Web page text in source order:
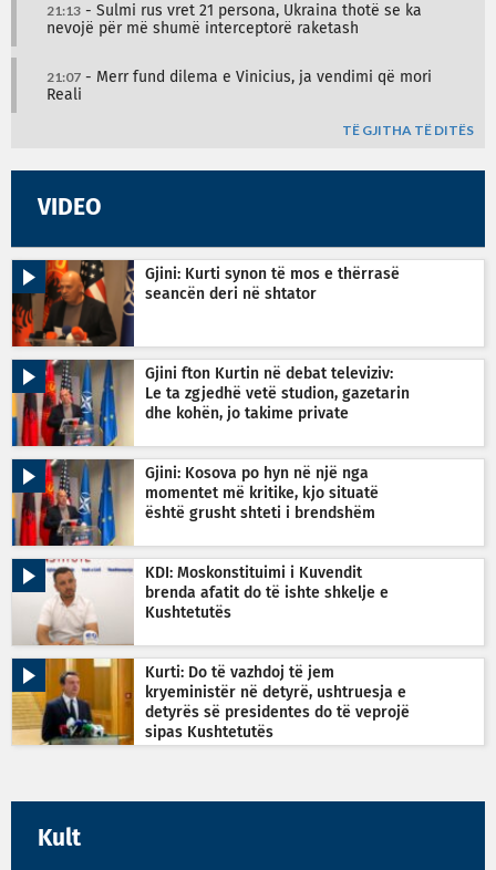
21:13 - Sulmi rus vret 21 persona, Ukraina thotë se ka
nevojë për më shumë interceptorë raketash
21:07 - Merr fund dilema e Vinicius, ja vendimi që mori
Reali
TË GJITHA TË DITËS
VIDEO
Gjini: Kurti synon të mos e thërrasë
seancën deri në shtator
Gjini fton Kurtin në debat televiziv:
Le ta zgjedhë vetë studion, gazetarin
dhe kohën, jo takime private
Gjini: Kosova po hyn në një nga
momentet më kritike, kjo situatë
është grusht shteti i brendshëm
KDI: Moskonstituimi i Kuvendit
brenda afatit do të ishte shkelje e
Kushtetutës
Kurti: Do të vazhdoj të jem
kryeministër në detyrë, ushtruesja e
detyrës së presidentes do të veprojë
sipas Kushtetutës
Kult